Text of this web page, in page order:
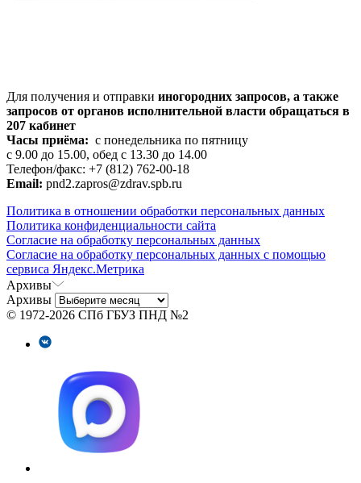
Для получения и отправки иногородних запросов, а также
запросов от органов исполнительной власти обращаться в
207 кабинет
Часы приёма: с понедельника по пятницу
с 9.00 до 15.00, обед с 13.30 до 14.00
Телефон/факс: +7 (812) 762-00-18
Email: pnd2.zapros@zdrav.spb.ru
Политика в отношении обработки персональных данных
Политика конфиденциальности сайта
Согласие на обработку персональных данных
Согласие на обработку персональных данных с помощью
сервиса Яндекс.Метрика
Архивы
Архивы
© 1972-2026 СПб ГБУЗ ПНД №2